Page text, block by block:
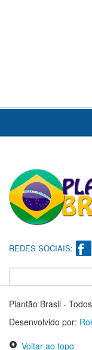
REDES SOCIAIS:
Plantão Brasil -
Desenvolvido por:
Voltar ao topo